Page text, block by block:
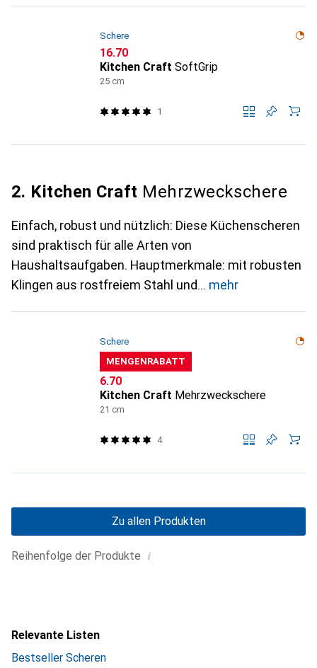
Schere
CHF
16.70
Kitchen Craft SoftGrip
25 cm
1
2. Kitchen Craft Mehrzweckschere
Einfach, robust und nützlich: Diese Küchenscheren
sind praktisch für alle Arten von
Haushaltsaufgaben. Hauptmerkmale: mit robusten
Klingen aus rostfreiem Stahl und
mehr
Schere
MENGENRABATT
CHF
6.70
Kitchen Craft Mehrzweckschere
21 cm
4
Reihenfolge der Produkte i
Zu allen Produkten
Relevante Listen
Bestseller Scheren